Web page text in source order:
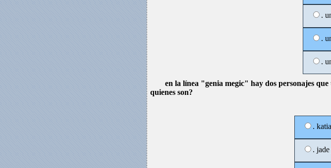
.
.
.
en la línea "genia megic" hay dos personajes
quienes son?
.
.